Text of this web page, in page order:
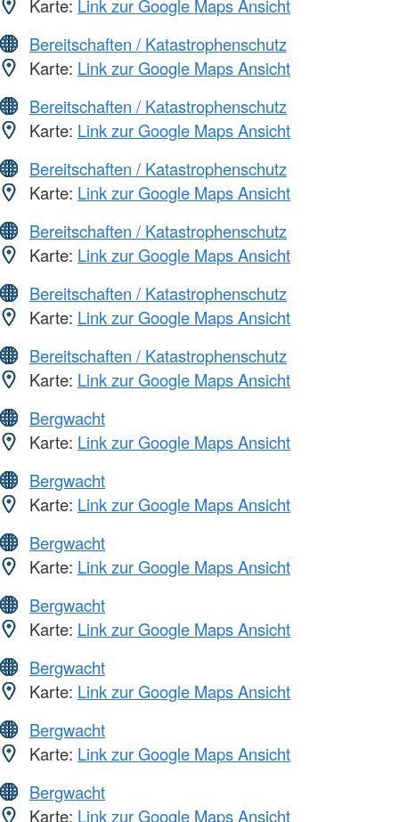
Karte: Link zur Google Maps Ansicht
Bereitschaften / Katastrophenschutz
Karte: Link zur Google Maps Ansicht
Bereitschaften / Katastrophenschutz
Karte: Link zur Google Maps Ansicht
Bereitschaften / Katastrophenschutz
Karte: Link zur Google Maps Ansicht
Bereitschaften / Katastrophenschutz
Karte: Link zur Google Maps Ansicht
Bereitschaften / Katastrophenschutz
Karte: Link zur Google Maps Ansicht
Bereitschaften / Katastrophenschutz
Karte: Link zur Google Maps Ansicht
Bergwacht
Karte: Link zur Google Maps Ansicht
Bergwacht
Karte: Link zur Google Maps Ansicht
Bergwacht
Karte: Link zur Google Maps Ansicht
Bergwacht
Karte: Link zur Google Maps Ansicht
Bergwacht
Karte: Link zur Google Maps Ansicht
Bergwacht
Karte: Link zur Google Maps Ansicht
Bergwacht
Karte: Link zur Google Maps Ansicht